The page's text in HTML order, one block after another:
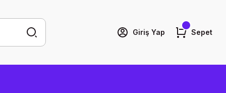
Giriş Yap Sepet